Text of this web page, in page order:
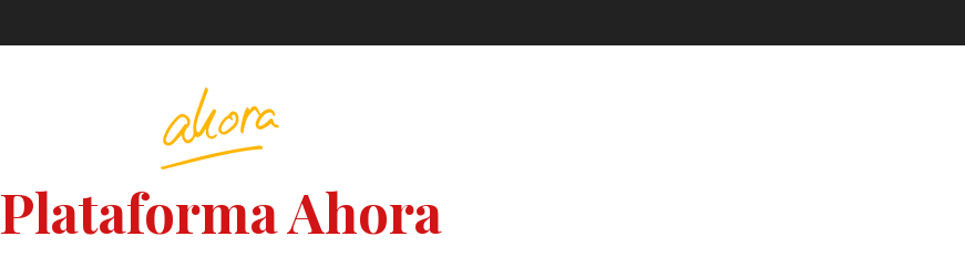
Plataforma Ahora